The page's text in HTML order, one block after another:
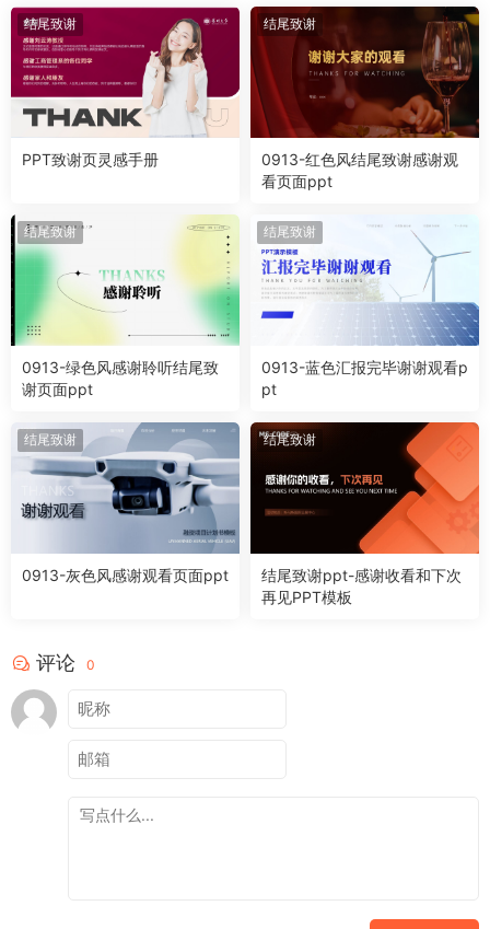
结尾致谢
PPT致谢页灵感手册
结尾致谢
0913-红色风结尾致谢感谢观
看页面ppt
结尾致谢
0913-绿色风感谢聆听结尾致
谢页面ppt
结尾致谢
0913-蓝色汇报完毕谢谢观看p
pt
结尾致谢
0913-灰色风感谢观看页面ppt
结尾致谢
结尾致谢ppt-感谢收看和下次
再见PPT模板
评论 0